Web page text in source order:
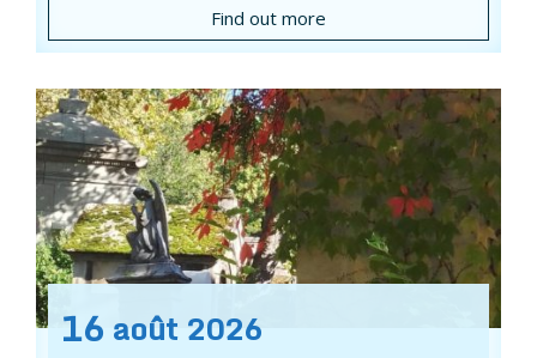
Find out more
16 août 2026